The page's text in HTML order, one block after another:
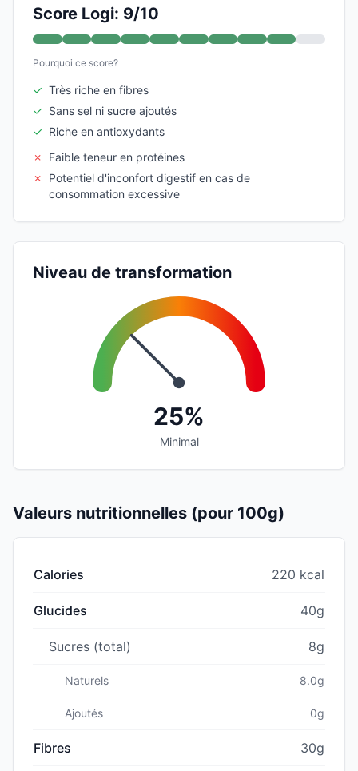
Score Logi: 9/10
Pourquoi ce score?
✓ Très riche en fibres
✓ Sans sel ni sucre ajoutés
✓ Riche en antioxydants
✗
Faible teneur en protéines
✗
Potentiel d'inconfort digestif en cas de
consommation excessive
Niveau de transformation
25%
Minimal
Valeurs nutritionnelles (pour 100g)
Calories 220 kcal
Glucides 40g
Sucres (total) 8g
Naturels 8.0g
Ajoutés 0g
Fibres 30g